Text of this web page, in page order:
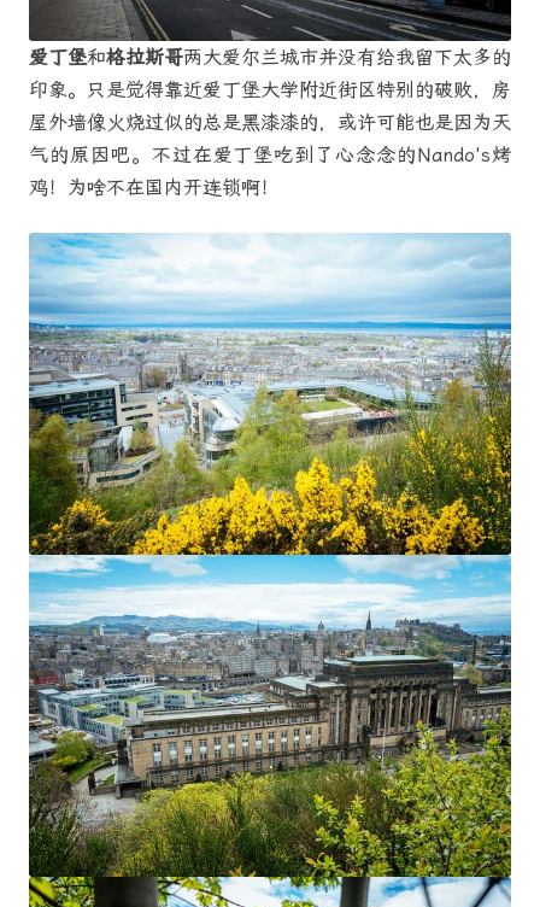
爱丁堡和格拉斯哥两大爱尔兰城市并没有给我留下太多的
印象。只是觉得靠近爱丁堡大学附近街区特别的破败，房
屋外墙像火烧过似的总是黑漆漆的，或许可能也是因为天
气的原因吧。不过在爱丁堡吃到了心念念的Nando's烤
鸡！为啥不在国内开连锁啊！